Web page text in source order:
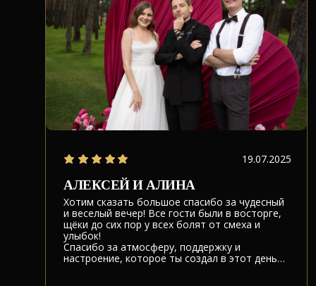
19.07.2025
Хотим сказать большое спасибо за чудесный
и веселый вечер! Все гости были в восторге,
щёки до сих пор у всех болят от смеха и
улыбок!
Спасибо за атмосферу, поддержку и
настроение, которое ты создал в этот день…
АЛЕКСЕЙ И АЛИНА